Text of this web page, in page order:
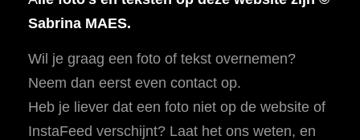
Sabrina MAES.
Wil je graag een foto of tekst overnemen?
Neem dan eerst even contact op.
Heb je liever dat een foto niet op de website of
InstaFeed verschijnt? Laat het ons weten, en